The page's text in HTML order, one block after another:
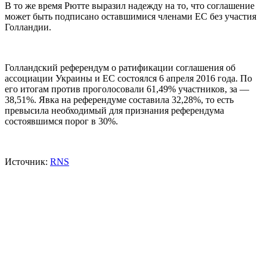
В то же время Рютте выразил надежду на то, что соглашение
может быть подписано оставшимися членами ЕС без участия
Голландии.
Голландский референдум о ратификации соглашения об
ассоциации Украины и ЕС состоялся 6 апреля 2016 года. По
его итогам против проголосовали 61,49% участников, за —
38,51%. Явка на референдуме составила 32,28%, то есть
превысила необходимый для признания референдума
состоявшимся порог в 30%.
Источник: RNS